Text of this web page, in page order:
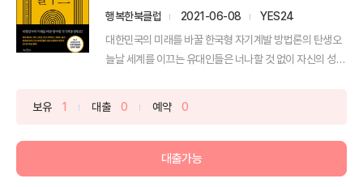
행복한북클럽
2021-06-08
YES24
대한민국의 미래를 바꿀 한국형 자기계발 방법론의 탄생오
늘날 세계를 이끄는 유대인들은 너나할 것 없이 자신의 성공
보유 1 대출 0 예약 0
대출가능